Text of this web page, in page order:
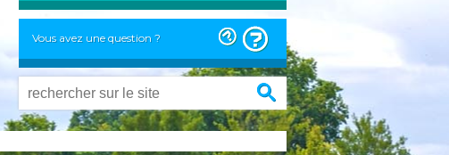
Vous avez une question ?